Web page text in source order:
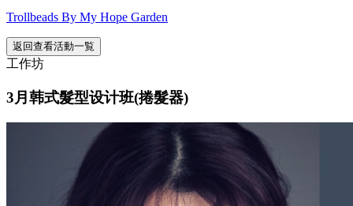
Trollbeads By My Hope Garden
返回查看活動一覧
工作坊
3月韩式髮型设计班(捲髮器)